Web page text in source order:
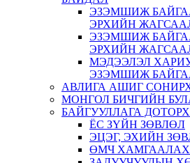
ЭЗЭМШИЖ
ЭРХИЙН
ЭЗЭМШИЖ
ЭРХИЙН
МЭДЭЭЛЭЛ
ЭЗЭМШИЖ
АВЛИГА АШИГ
МОНГОЛ БИЧГИЙН
БАЙГУУЛЛАГА
ЁС ЗҮЙН ЗӨВЛӨЛ
ЭЦЭГ, ЭХИЙН
ӨМЧ